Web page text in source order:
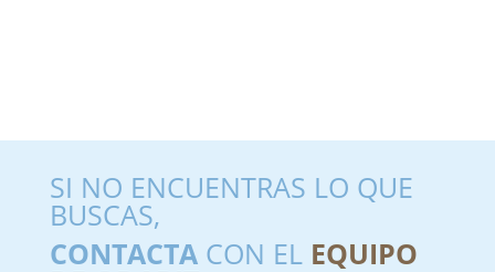
SI NO ENCUENTRAS LO QUE
BUSCAS,
CONTACTACON EL EQUIPO